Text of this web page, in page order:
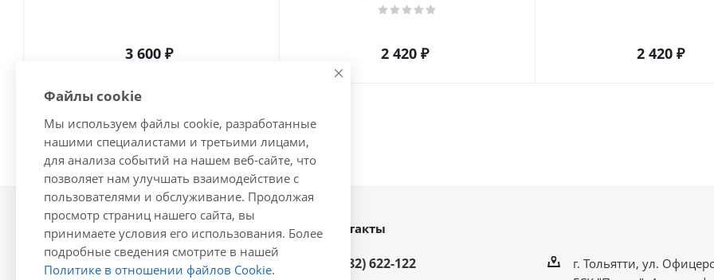
3 600 ₽ 2 420 ₽ 2 420 ₽
2026 © Интернет-магазин
автозапчастей - www.vsavto.com.
Наши контакты
+7 (8482) 622-122
г. Тольятти, ул.
Файлы cookie
Мы используем файлы cookie, разработанные
нашими специалистами и третьими лицами,
для анализа событий на нашем веб-сайте, что
позволяет нам улучшать взаимодействие с
пользователями и обслуживание. Продолжая
просмотр страниц нашего сайта, вы
принимаете условия его использования. Более
подробные сведения смотрите в нашей
Политике в отношении файлов Cookie.